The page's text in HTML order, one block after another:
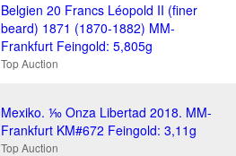
Belgien 20 Francs Léopold II (finer
beard) 1871 (1870-1882) MM-
Frankfurt Feingold: 5,805g
Top Auction
Mexiko. ⅒ Onza Libertad 2018. MM-
Frankfurt KM#672 Feingold: 3,11g
Top Auction